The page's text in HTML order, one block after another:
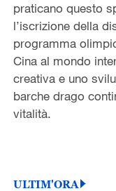
praticano questo
l’iscrizione della
programma
Cina al mondo
creativa e uno
barche drago
vitalità.
ULTIM'ORA